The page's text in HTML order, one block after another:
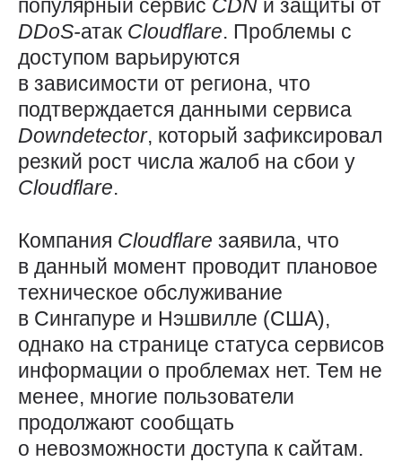
популярный сервис CDN и защиты от
DDoS-атак Cloudflare. Проблемы с
доступом варьируются
в зависимости от региона, что
подтверждается данными сервиса
Downdetector, который зафиксировал
резкий рост числа жалоб на сбои у
Cloudflare.
Компания Cloudflare заявила, что
в данный момент проводит плановое
техническое обслуживание
в Сингапуре и Нэшвилле (США),
однако на странице статуса сервисов
информации о проблемах нет. Тем не
менее, многие пользователи
продолжают сообщать
о невозможности доступа к сайтам.